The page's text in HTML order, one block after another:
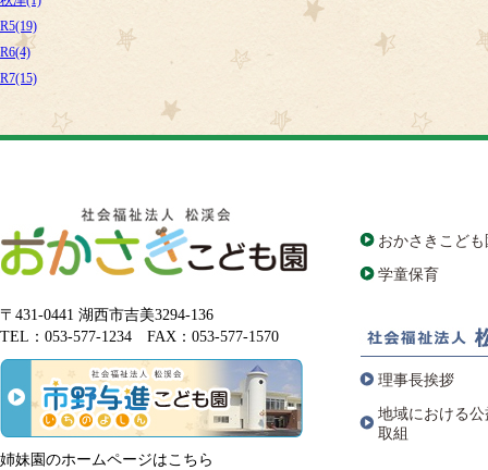
R5(19)
R6(4)
R7(15)
〒431-0441 湖西市吉美3294-136
TEL：053-577-1234 FAX：053-577-1570
姉妹園のホームページはこちら
おかさきこど
学童保育
理事長挨拶
地域における
取組